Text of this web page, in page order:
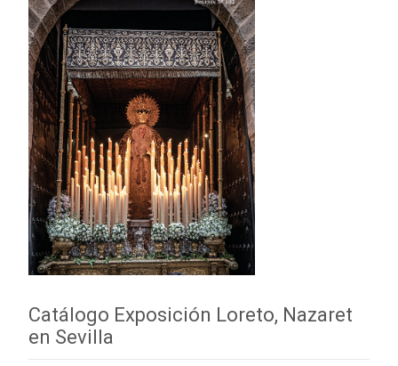
Catálogo Exposición Loreto, Nazaret
en Sevilla